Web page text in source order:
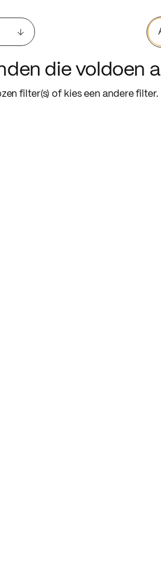
die voldoen
filter(s) of kies een andere filter.